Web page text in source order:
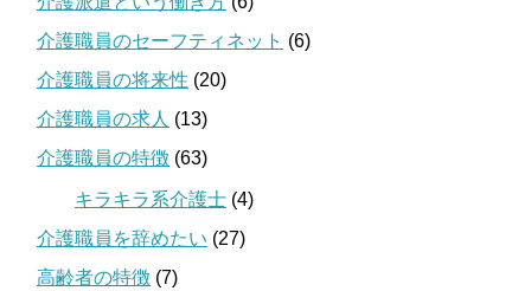
介護職員のセーフティネット (6)
介護職員の将来性 (20)
介護職員の求人 (13)
介護職員の特徴 (63)
キラキラ系介護士 (4)
介護職員を辞めたい (27)
高齢者の特徴 (7)